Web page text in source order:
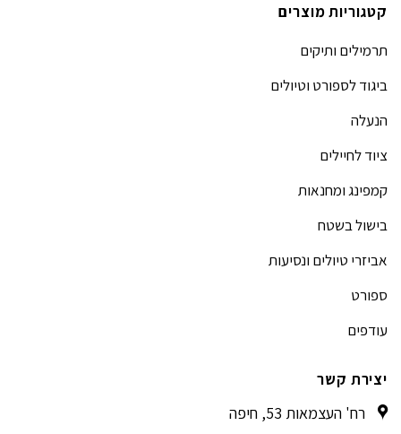
קטגוריות מוצרים
תרמילים ותיקים
ביגוד לספורט וטיולים
הנעלה
ציוד לחיילים
קמפינג ומחנאות
בישול בשטח
אביזרי טיולים ונסיעות
ספורט
עודפים
יצירת קשר
רח' העצמאות 53, חיפה